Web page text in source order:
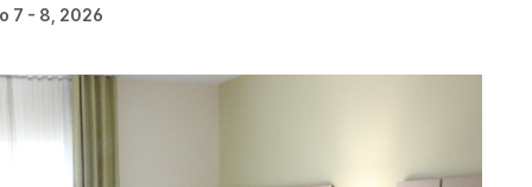
7 - 8, 2026